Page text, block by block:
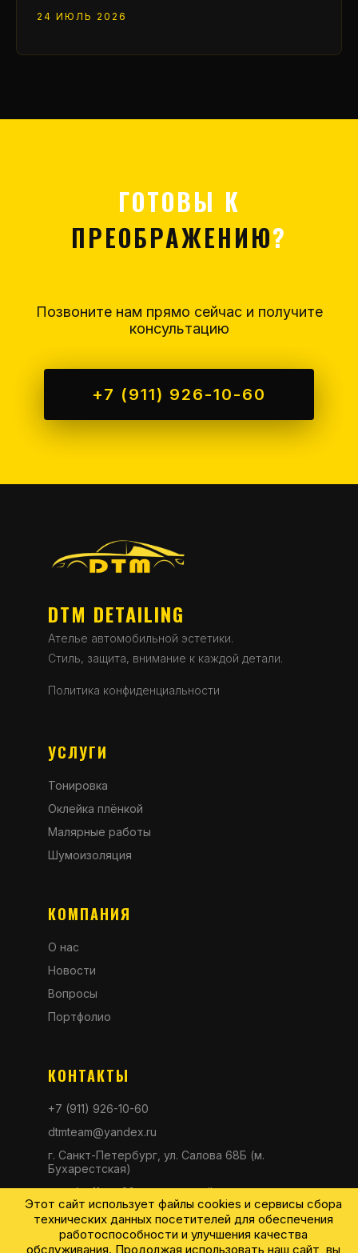
24 ИЮЛЬ 2026
ГОТОВЫ К
ПРЕОБРАЖЕНИЮ?
Позвоните нам прямо сейчас и получите
консультацию
+7 (911) 926-10-60
DTM DETAILING
Ателье автомобильной эстетики.
Стиль, защита, внимание к каждой детали.
Политика конфиденциальности
УСЛУГИ
Тонировка
Оклейка плёнкой
Малярные работы
Шумоизоляция
КОМПАНИЯ
О нас
Новости
Вопросы
Портфолио
КОНТАКТЫ
+7 (911) 926-10-60
dtmteam@yandex.ru
г. Санкт-Петербург, ул. Салова 68Б (м.
Бухарестская)
пн-сб с 11 до 20, вс выходной
Этот сайт использует файлы cookies и сервисы сбора
технических данных посетителей для обеспечения
работоспособности и улучшения качества
обслуживания. Продолжая использовать наш сайт, вы